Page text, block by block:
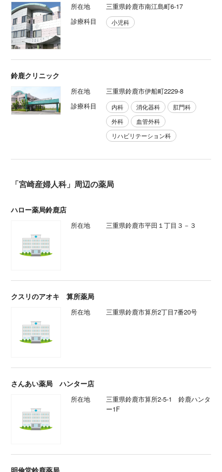
所在地
三重県鈴鹿市南江島町6-17
診療科目
小児科
鈴鹿クリニック
所在地
三重県鈴鹿市伊船町2229-8
診療科目
内科 消化器科
肛門科
外科
血管外科
リハビリテーション科
「宮崎産婦人科」周辺の薬局
ハロー薬局鈴鹿店
所在地 三重県鈴鹿市平田１丁目３－３
クスリのアオキ 算所薬局
所在地 三重県鈴鹿市算所2丁目7番20号
さんあい薬局 ハンター店
所在地
三重県鈴鹿市算所2-5-1 鈴鹿ハンタ
ー1F